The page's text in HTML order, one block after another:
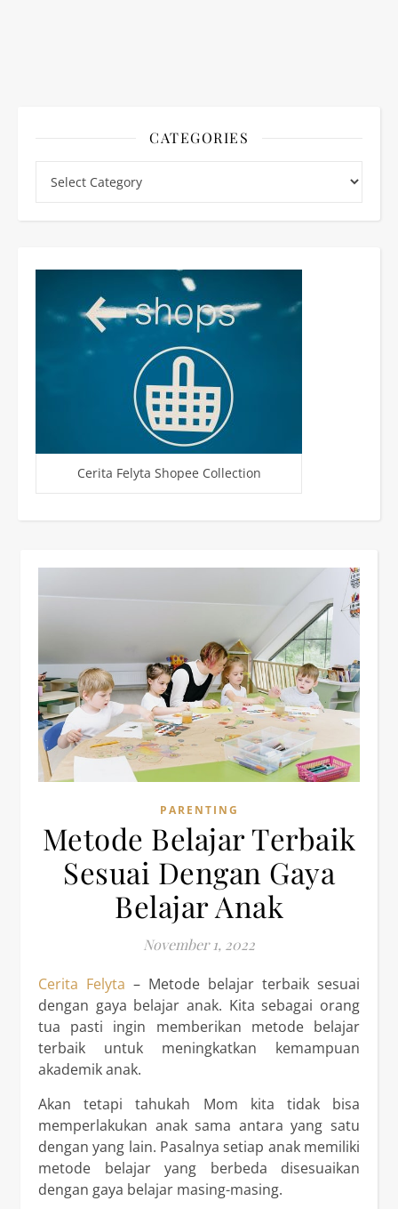
CATEGORIES
Cerita Felyta Shopee Collection
PARENTING
Metode Belajar Terbaik
Sesuai Dengan Gaya
Belajar Anak
November 1, 2022
Cerita Felyta – Metode belajar terbaik sesuai
dengan gaya belajar anak. Kita sebagai orang
tua pasti ingin memberikan metode belajar
terbaik untuk meningkatkan kemampuan
akademik anak.
Akan tetapi tahukah Mom kita tidak bisa
memperlakukan anak sama antara yang satu
dengan yang lain. Pasalnya setiap anak memiliki
metode belajar yang berbeda disesuaikan
dengan gaya belajar masing-masing.